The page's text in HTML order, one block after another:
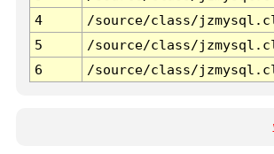
4
/source/class/
5
/source/class/
6
/source/class/